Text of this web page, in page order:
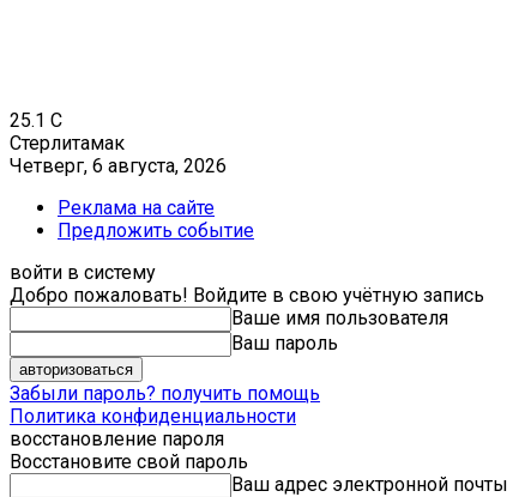
25.1 C
Стерлитамак
Четверг, 6 августа, 2026
Реклама на сайте
Предложить событие
войти в систему
Добро пожаловать! Войдите в свою учётную запись
Ваше имя пользователя
Ваш пароль
Забыли пароль? получить помощь
Политика конфиденциальности
восстановление пароля
Восстановите свой пароль
Ваш адрес электронной почты